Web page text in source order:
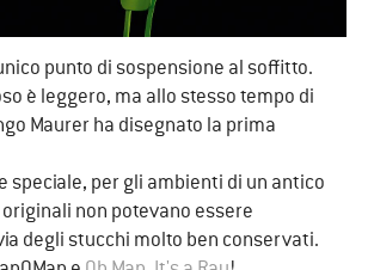
punto di sospensione al soffitto.
è leggero, ma allo stesso tempo di
Maurer ha disegnato la prima
speciale, per gli ambienti di un antico
non potevano essere
degli stucchi molto ben conservati.